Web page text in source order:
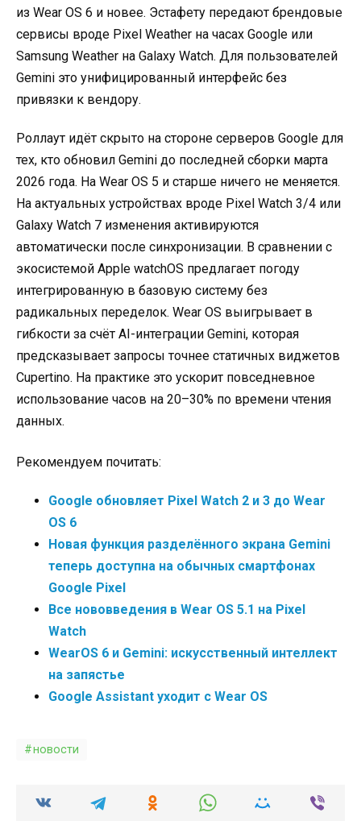
из Wear OS 6 и новее. Эстафету передают брендовые
сервисы вроде Pixel Weather на часах Google или
Samsung Weather на Galaxy Watch. Для пользователей
Gemini это унифицированный интерфейс без
привязки к вендору.
Роллаут идёт скрыто на стороне серверов Google для
тех, кто обновил Gemini до последней сборки марта
2026 года. На Wear OS 5 и старше ничего не меняется.
На актуальных устройствах вроде Pixel Watch 3/4 или
Galaxy Watch 7 изменения активируются
автоматически после синхронизации. В сравнении с
экосистемой Apple watchOS предлагает погоду
интегрированную в базовую систему без
радикальных переделок. Wear OS выигрывает в
гибкости за счёт AI-интеграции Gemini, которая
предсказывает запросы точнее статичных виджетов
Cupertino. На практике это ускорит повседневное
использование часов на 20–30% по времени чтения
данных.
Рекомендуем почитать:
Google обновляет Pixel Watch 2 и 3 до Wear
OS 6
Новая функция разделённого экрана Gemini
теперь доступна на обычных смартфонах
Google Pixel
Все нововведения в Wear OS 5.1 на Pixel
Watch
WearOS 6 и Gemini: искусственный интеллект
на запястье
Google Assistant уходит с Wear OS
новости